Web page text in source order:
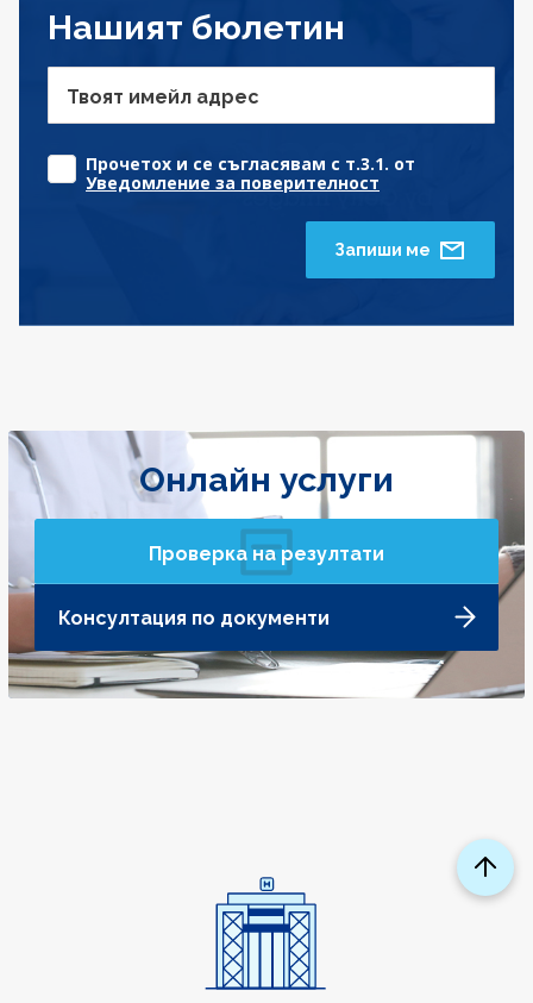
Нашият бюлетин
Твоят имейл адрес
Прочетох и се съгласявам с т.3.1. от
Уведомление за поверителност
Запиши ме
Онлайн услуги
Проверка на резултати
Консултация по документи